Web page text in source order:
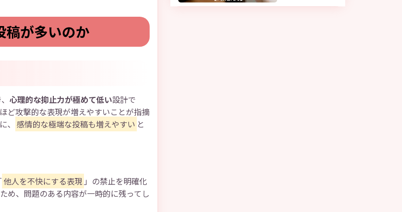
稿が多いのか
心理的な抑止力が極めて低い設計で
ど攻撃的な表現が増えやすいことが指摘
、 感情的な極端な投稿も増えやすい と
他人を不快にする表現 」の禁止を明確化
ため、問題のある内容が一時的に残ってし